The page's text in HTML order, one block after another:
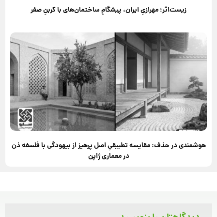
زیست‌اثر؛ مهرازیِ ایران، پیشگامِ ساختمان‌های با کربنِ صفر
هوشمندی در حذف: مقایسه تطبیقیِ اصل پرهیز از بیهودگی با فلسفه ذن
در معماری ژاپن